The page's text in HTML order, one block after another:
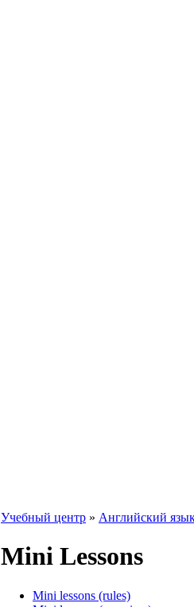
Учебный центр » Английский
Mini Lessons
Mini lessons (rules)